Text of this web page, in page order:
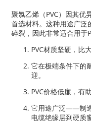
聚氯乙烯（PVC）因其优
首选材料。这种用途广泛
碎裂，因此非常适合用于
PVC材质坚硬，比
它在极端条件下的
迎。
PVC价格低廉，有
它用途广泛——制
电缆绝缘层到硬质